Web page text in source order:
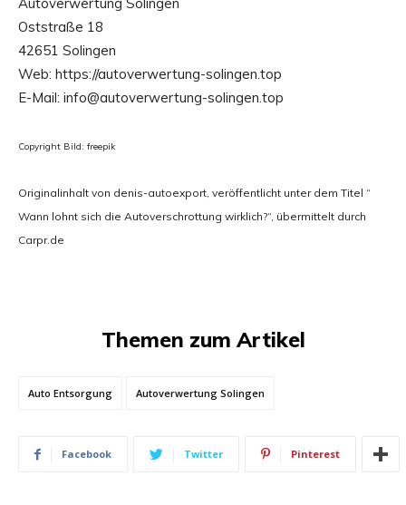
Autoverwertung Solingen
Oststraße 18
42651 Solingen
Web: https://autoverwertung-solingen.top
E-Mail: info@autoverwertung-solingen.top
Copyright Bild: freepik
Originalinhalt von denis-autoexport, veröffentlicht unter dem Titel “
Wann lohnt sich die Autoverschrottung wirklich?“, übermittelt durch
Carpr.de
Themen zum Artikel
Auto Entsorgung Autoverwertung Solingen
Facebook Twitter Pinterest